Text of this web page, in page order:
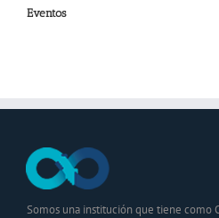
Eventos
Somos una institución que tiene como